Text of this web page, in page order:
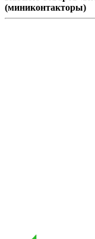
(миниконтакторы)